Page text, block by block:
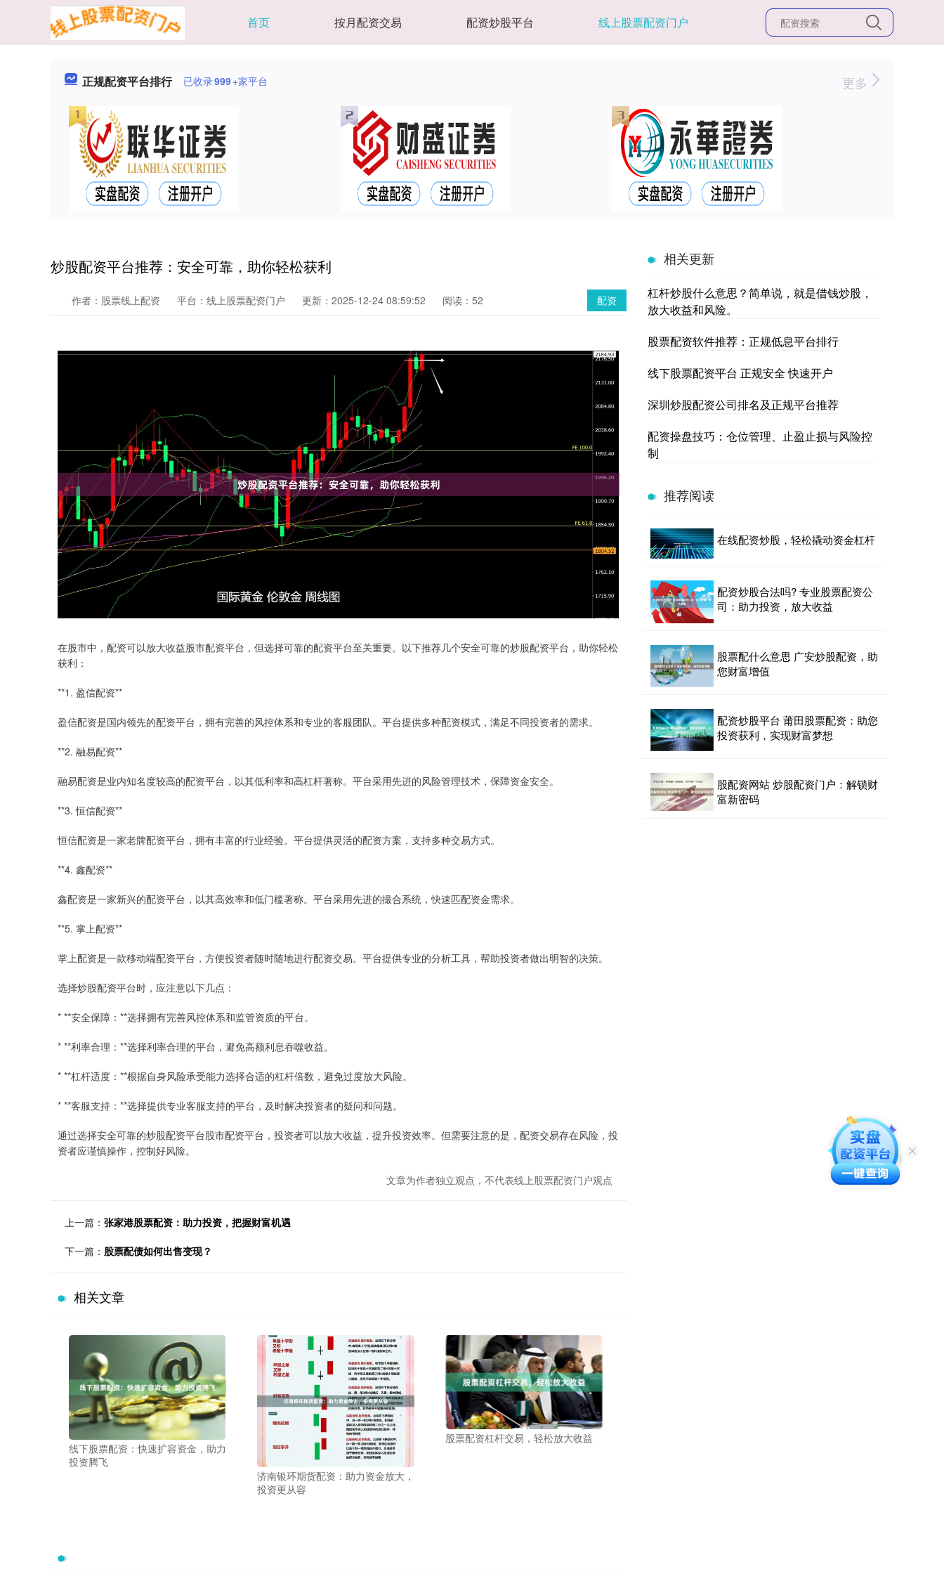
首页 按月配资交易 配资炒股平台 线上股票配资门户
正规配资平台排行 已收录999+家平台 更多
炒股配资平台推荐：安全可靠，助你轻松获利
配资
作者：股票线上配资 平台：线上股票配资门户 更新：2025-12-24 08:59:52 阅读：52
在股市中，配资可以放大收益股市配资平台，但选择可靠的配资平台至关重要。以下推荐几个安全可靠的炒股配资平台，助你轻松
获利：
**1. 盈信配资**
盈信配资是国内领先的配资平台，拥有完善的风控体系和专业的客服团队。平台提供多种配资模式，满足不同投资者的需求。
**2. 融易配资**
融易配资是业内知名度较高的配资平台，以其低利率和高杠杆著称。平台采用先进的风险管理技术，保障资金安全。
**3. 恒信配资**
恒信配资是一家老牌配资平台，拥有丰富的行业经验。平台提供灵活的配资方案，支持多种交易方式。
**4. 鑫配资**
鑫配资是一家新兴的配资平台，以其高效率和低门槛著称。平台采用先进的撮合系统，快速匹配资金需求。
**5. 掌上配资**
掌上配资是一款移动端配资平台，方便投资者随时随地进行配资交易。平台提供专业的分析工具，帮助投资者做出明智的决策。
选择炒股配资平台时，应注意以下几点：
* **安全保障：**选择拥有完善风控体系和监管资质的平台。
* **利率合理：**选择利率合理的平台，避免高额利息吞噬收益。
* **杠杆适度：**根据自身风险承受能力选择合适的杠杆倍数，避免过度放大风险。
* **客服支持：**选择提供专业客服支持的平台，及时解决投资者的疑问和问题。
通过选择安全可靠的炒股配资平台股市配资平台，投资者可以放大收益，提升投资效率。但需要注意的是，配资交易存在风险，投
资者应谨慎操作，控制好风险。
文章为作者独立观点，不代表线上股票配资门户观点
上一篇： 张家港股票配资：助力投资，把握财富机遇
下一篇： 股票配债如何出售变现？
相关文章
线下股票配资：快速扩容资金，助力
投资腾飞
济南银环期货配资：助力资金放大，
投资更从容
股票配资杠杆交易，轻松放大收益
相关更新
杠杆炒股什么意思？简单说，就是借钱炒股，
放大收益和风险。
股票配资软件推荐：正规低息平台排行
线下股票配资平台 正规安全 快速开户
深圳炒股配资公司排名及正规平台推荐
配资操盘技巧：仓位管理、止盈止损与风险控
制
推荐阅读
在线配资炒股，轻松撬动资金杠杆
配资炒股合法吗? 专业股票配资公
司：助力投资，放大收益
股票配什么意思 广安炒股配资，助
您财富增值
配资炒股平台 莆田股票配资：助您
投资获利，实现财富梦想
股配资网站 炒股配资门户：解锁财
富新密码